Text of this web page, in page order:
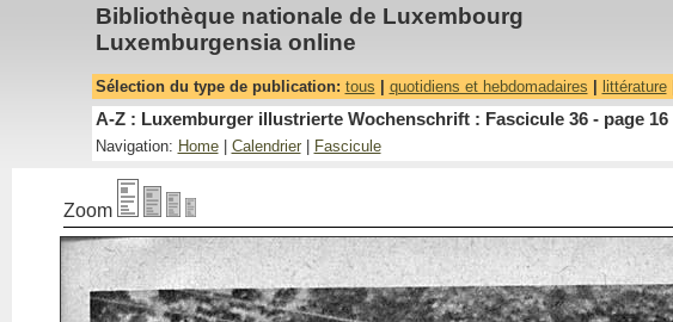
Bibliothèque nationale de Luxembourg
Luxemburgensia online
Sélection du type de publication: tous quotidiens et hebdomadaires littérature|
A-Z : Luxemburger illustrierte Wochenschrift : Fascicule 36 - page 16
Navigation: Home| Calendrier| Fascicule
Zoom